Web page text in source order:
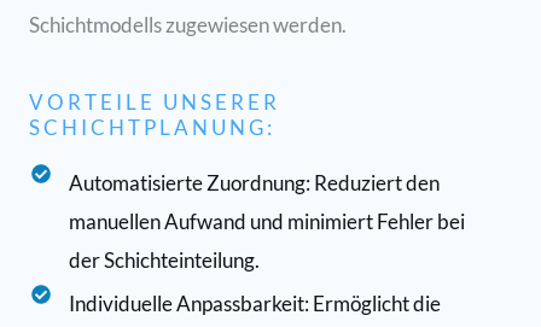
Schichtmodells zugewiesen werden.
VORTEILE UNSERER
SCHICHTPLANUNG:
Automatisierte Zuordnung: Reduziert den
manuellen Aufwand und minimiert Fehler bei
der Schichteinteilung.
Individuelle Anpassbarkeit: Ermöglicht die